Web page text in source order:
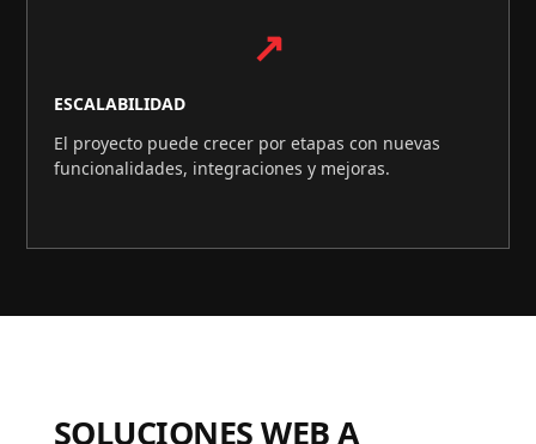
↗
ESCALABILIDAD
El proyecto puede crecer por etapas con nuevas
funcionalidades, integraciones y mejoras.
SOLUCIONES WEB A